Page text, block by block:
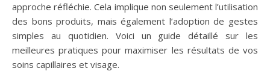
approche réfléchie. Cela implique non seulement l’utilisation
des bons produits, mais également l’adoption de gestes
simples au quotidien. Voici un guide détaillé sur les
meilleures pratiques pour maximiser les résultats de vos
soins capillaires et visage.